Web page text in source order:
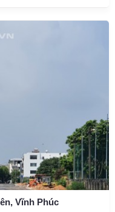
Vĩnh Phúc